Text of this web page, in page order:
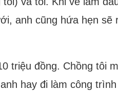
anh cũng hứa hẹn sẽ
triệu đồng. Chồng tôi
hay đi làm công